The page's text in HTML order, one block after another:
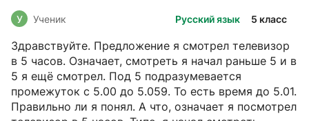
Русский язык 5 класс
У Ученик
Здравствуйте. Предложение я смотрел телевизор
в 5 часов. Означает, смотреть я начал раньше 5 и в
5 я ещё смотрел. Под 5 подразумевается
промежуток с 5.00 до 5.059. То есть время до 5.01.
Правильно ли я понял. А что, означает я посмотрел